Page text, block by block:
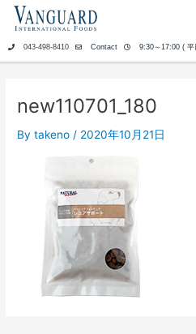
ス
043-498-8410 Contact 9:30～17:00 ( 平
new110701_180
Bytakeno / 2020年10月21日